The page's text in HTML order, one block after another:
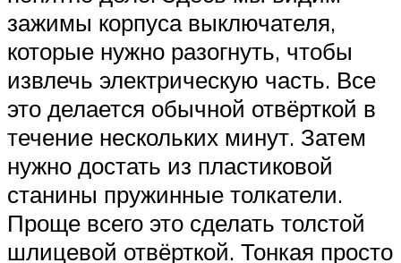
зажимы корпуса выключателя,
которые нужно разогнуть, чтобы
извлечь электрическую часть. Все
это делается обычной отвёрткой в
течение нескольких минут. Затем
нужно достать из пластиковой
станины пружинные толкатели.
Проще всего это сделать толстой
шлицевой отвёрткой. Тонкая просто